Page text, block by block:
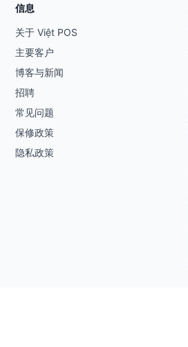
信息
关于 Việt POS
主要客户
博客与新闻
招聘
常见问题
保修政策
隐私政策